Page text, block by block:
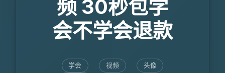
频 30秒包学
会不学会退款
学会 视频
头像